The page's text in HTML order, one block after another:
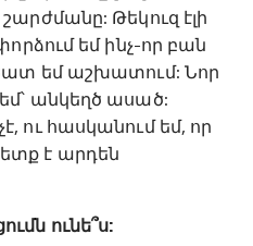
Թեկուզ էլի
եմ ինչ-որ բան
եմ աշխատում: Նոր
անկեղծ ասած:
ու հասկանում եմ, որ
է արդեն
ունե՞ս: